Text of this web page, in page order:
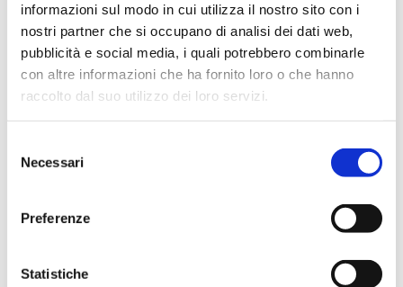
informazioni sul modo in cui utilizza il nostro sito con i
nostri partner che si occupano di analisi dei dati web,
pubblicità e social media, i quali potrebbero combinarle
con altre informazioni che ha fornito loro o che hanno
raccolto dal suo utilizzo dei loro servizi.
delNecessari
Preferenze
Statistiche